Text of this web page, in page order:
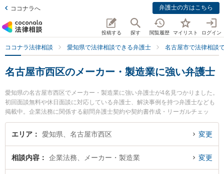
ココナラへ 弁護士の方はこちら
投稿する 探す 閲覧履歴 マイリスト ログイン
ココナラ法律相談 愛知県で法律相談できる弁護士 名古屋市で法律相談
名古屋市西区のメーカー・製造業に強い弁護士
愛知県の名古屋市西区でメーカー・製造業に強い弁護士が4名見つかりました。
初回面談無料や休日面談に対応している弁護士、解決事例を持つ弁護士なども
掲載中。企業法務に関係する顧問弁護士契約や契約書作成・リーガルチェッ
ク、雇用契約書・就業規則作成等の細かな分野での絞り込み検索もでき便利で
す。特にいなほ法律事務所の伊藤 力也弁護士や牧野太郎経営法律事務所の牧野
土日や夜間に発生したメーカー・製造業のトラブルを今すぐに弁護士に相談し
たい』『メーカー・製造業のトラブル解決の実績豊富な近くの弁護士を検索し
エリア 愛知県、名古屋市西区 変更
相談内容 企業法務、メーカー・製造業 変更